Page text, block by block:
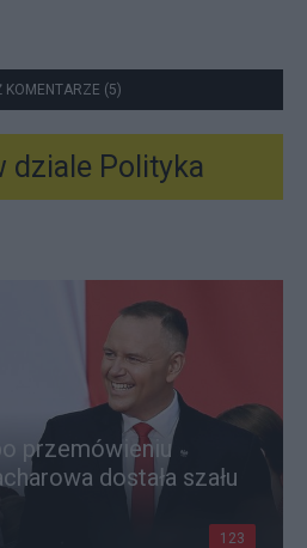
KOMENTARZE (5)
dziale Polityka
przemówieniu
dostała szału
123